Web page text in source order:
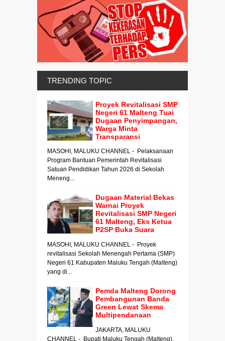
TRENDING TOPIC
Proyek Revitalisasi SMP
Negeri 61 Malteng Tuai
Dugaan Penyimpangan,
Warga Minta
Transparansi
MASOHI, MALUKU CHANNEL - Pelaksanaan
Program Bantuan Pemerintah Revitalisasi
Satuan Pendidikan Tahun 2026 di Sekolah
Meneng...
Dugaan Material Bekas
Warnai Proyek
Revitalisasi SMP Negeri
61 Malteng, Eks Ketua
P2SP Buka Suara
MASOHI, MALUKU CHANNEL - Proyek
revitalisasi Sekolah Menengah Pertama (SMP)
Negeri 61 Kabupaten Maluku Tengah (Malteng)
yang di...
Pemda Malteng Dorong
Pembangunan Banda
Green Lewat Skema
Multipendanaan
JAKARTA, MALUKU
CHANNEL - Bupati Maluku Tengah (Malteng),